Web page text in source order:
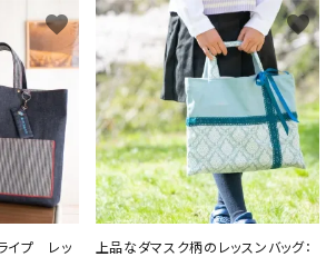
イプ レッ
favorite
上品なダマスク柄のレッスンバッグ：
favorite